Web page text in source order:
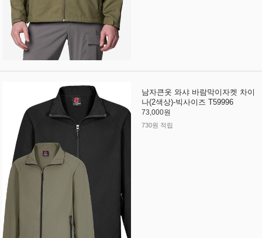
남자큰옷 와샤 바람막이자켓 차이
나(2색상)-빅사이즈 T59996
73,000원
730원 적립